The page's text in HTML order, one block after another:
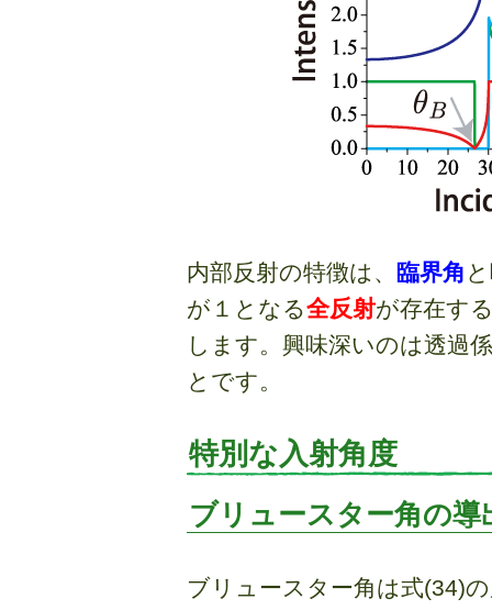
内部反射の特徴は、 臨界角
が１となる全反射が存在す
します。興味深いのは透過
とです。
特別な入射角度
ブリュースター角の導
ブリュースター角は式(34)